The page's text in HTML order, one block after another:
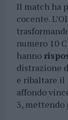
Il match ha
cocente.
numero 10
hanno
distrazione
e ribaltare il
affondo
3, mettendo